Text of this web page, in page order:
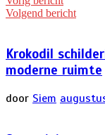
Volgend bericht
Krokodil
moderne ruimte
door Siem